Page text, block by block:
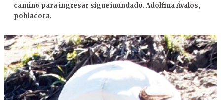
camino para ingresar sigue inundado. Adolfina Ávalos,
pobladora.